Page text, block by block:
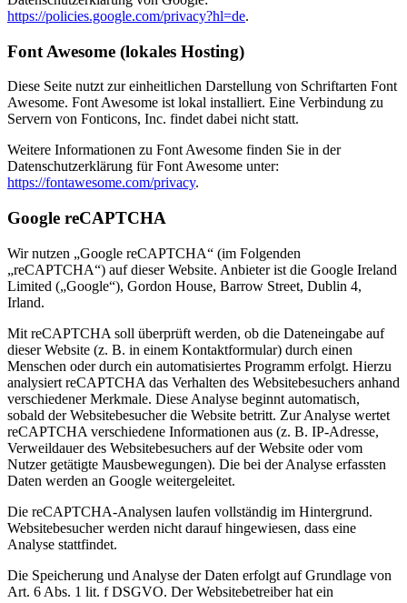
https://policies.google.com/privacy?hl=de.
Font Awesome (lokales Hosting)
Diese Seite nutzt zur einheitlichen Darstellung von Schriftarten Font
Awesome. Font Awesome ist lokal installiert. Eine Verbindung zu
Servern von Fonticons, Inc. findet dabei nicht statt.
Weitere Informationen zu Font Awesome finden Sie in der
Datenschutzerklärung für Font Awesome unter:
https://fontawesome.com/privacy.
Google reCAPTCHA
Wir nutzen „Google reCAPTCHA“ (im Folgenden
„reCAPTCHA“) auf dieser Website. Anbieter ist die Google Ireland
Limited („Google“), Gordon House, Barrow Street, Dublin 4,
Irland.
Mit reCAPTCHA soll überprüft werden, ob die Dateneingabe auf
dieser Website (z. B. in einem Kontaktformular) durch einen
Menschen oder durch ein automatisiertes Programm erfolgt. Hierzu
analysiert reCAPTCHA das Verhalten des Websitebesuchers anhand
verschiedener Merkmale. Diese Analyse beginnt automatisch,
sobald der Websitebesucher die Website betritt. Zur Analyse wertet
reCAPTCHA verschiedene Informationen aus (z. B. IP-Adresse,
Verweildauer des Websitebesuchers auf der Website oder vom
Nutzer getätigte Mausbewegungen). Die bei der Analyse erfassten
Daten werden an Google weitergeleitet.
Die reCAPTCHA-Analysen laufen vollständig im Hintergrund.
Websitebesucher werden nicht darauf hingewiesen, dass eine
Analyse stattfindet.
Die Speicherung und Analyse der Daten erfolgt auf Grundlage von
Art. 6 Abs. 1 lit. f DSGVO. Der Websitebetreiber hat ein